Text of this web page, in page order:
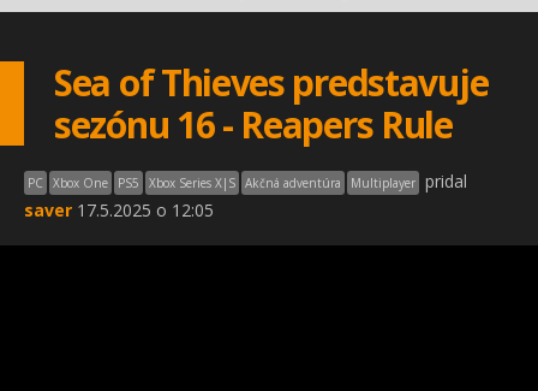
Sea of Thieves predstavuje
sezónu 16 - Reapers Rule
PC Xbox One PS5 Xbox Series X|S Akčná adventúra Multiplayer pridal
saver 17.5.2025 o 12:05